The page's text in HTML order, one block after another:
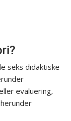
seks didaktiske
evaluering,